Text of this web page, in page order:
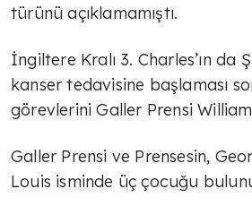
türünü açıklamamıştı.
İngiltere Kralı 3. Charles’ın da
kanser tedavisine başlaması
görevlerini Galler Prensi
Galler Prensi ve Prensesin,
Louis isminde üç çocuğu